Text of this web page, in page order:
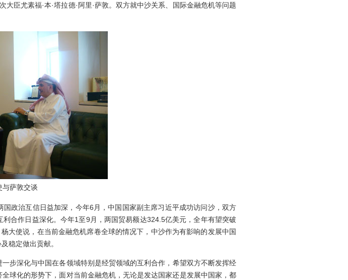
大臣尤素福·本·塔拉德·阿里·萨敦。双方就中沙关系、国际金融危机等问题
与萨敦交谈
国政治互信日益加深，今年6 月，中国国家副主席习近平成功访问沙，双方
利合作日益深化。今年1至9 月，两国贸易额达324.5亿美元，全年有望突破
大使说，在当前金融危机席卷全球的情况下，中沙作为有影响的发展中国
稳定做出贡献。
步深化与中国在各领域特别是经贸领域的互利合作，希望双方不断发挥经
球化的形势下，面对当前金融危机，无论是发达国家还是发展中国家，都